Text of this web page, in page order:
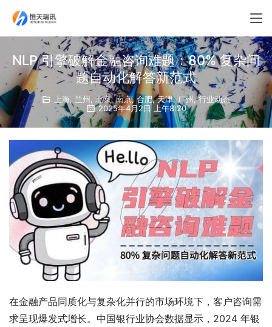
NLP 引擎破解金融咨询难题：80% 复杂问
题自动化解答新范式
上海 兰州, 北京,南京,合肥,天津, 广州,行业动态
2025年4月2日 上午8:20
在金融产品同质化与复杂化并行的市场环境下，客户咨询需
求呈现爆发式增长。中国银行业协会数据显示，2024 年银